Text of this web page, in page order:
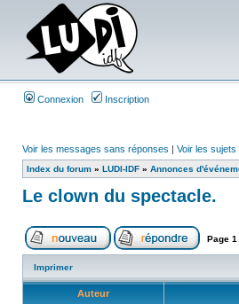
Connexion Inscription
Voir les messages sans réponses | Voir les sujets
Index du forum » LUDI-IDF » Annonces
Le clown du spectacle.
Page 1
Imprimer
Auteur